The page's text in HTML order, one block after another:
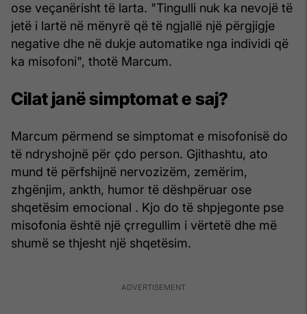
ose veçanërisht të larta. "Tingulli nuk ka nevojë të
jetë i lartë në mënyrë që të ngjallë një përgjigje
negative dhe në dukje automatike nga individi që
ka misofoni", thotë Marcum.
Cilat janë simptomat e saj?
Marcum përmend se simptomat e misofonisë do
të ndryshojnë për çdo person. Gjithashtu, ato
mund të përfshijnë nervozizëm, zemërim,
zhgënjim, ankth, humor të dëshpëruar ose
shqetësim emocional . Kjo do të shpjegonte pse
misofonia është një çrregullim i vërtetë dhe më
shumë se thjesht një shqetësim.